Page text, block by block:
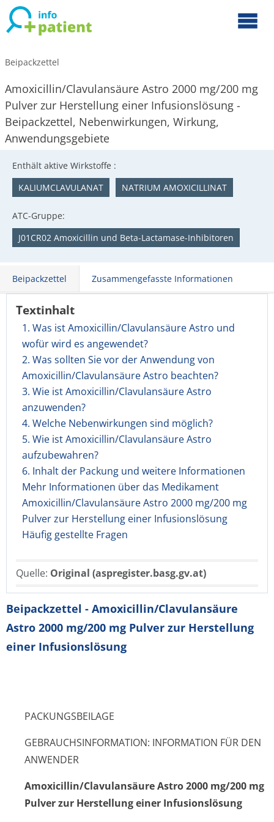
Beipackzettel
Amoxicillin/Clavulansäure Astro 2000 mg/200 mg
Pulver zur Herstellung einer Infusionslösung -
Beipackzettel, Nebenwirkungen, Wirkung,
Anwendungsgebiete
Enthält aktive Wirkstoffe :
KALIUMCLAVULANAT
NATRIUM AMOXICILLINAT
ATC-Gruppe:
J01CR02 Amoxicillin und Beta-Lactamase-Inhibitoren
Beipackzettel Zusammengefasste Informationen
Textinhalt
1. Was ist Amoxicillin/Clavulansäure Astro und
wofür wird es angewendet?
2. Was sollten Sie vor der Anwendung von
Amoxicillin/Clavulansäure Astro beachten?
3. Wie ist Amoxicillin/Clavulansäure Astro
anzuwenden?
4. Welche Nebenwirkungen sind möglich?
5. Wie ist Amoxicillin/Clavulansäure Astro
aufzubewahren?
6. Inhalt der Packung und weitere Informationen
Mehr Informationen über das Medikament
Amoxicillin/Clavulansäure Astro 2000 mg/200 mg
Pulver zur Herstellung einer Infusionslösung
Häufig gestellte Fragen
Quelle: Original (aspregister.basg.gv.at)
Beipackzettel - Amoxicillin/Clavulansäure
Astro 2000 mg/200 mg Pulver zur Herstellung
einer Infusionslösung
PACKUNGSBEILAGE
GEBRAUCHSINFORMATION: INFORMATION FÜR DEN
ANWENDER
Amoxicillin/Cla­vulansäure Astro 2000 mg/200 mg
Pulver zur Herstellung einer Infusionslösung